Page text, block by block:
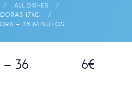
ALL DISHES
17KG
– 36 MINUTOS
– 36
6€